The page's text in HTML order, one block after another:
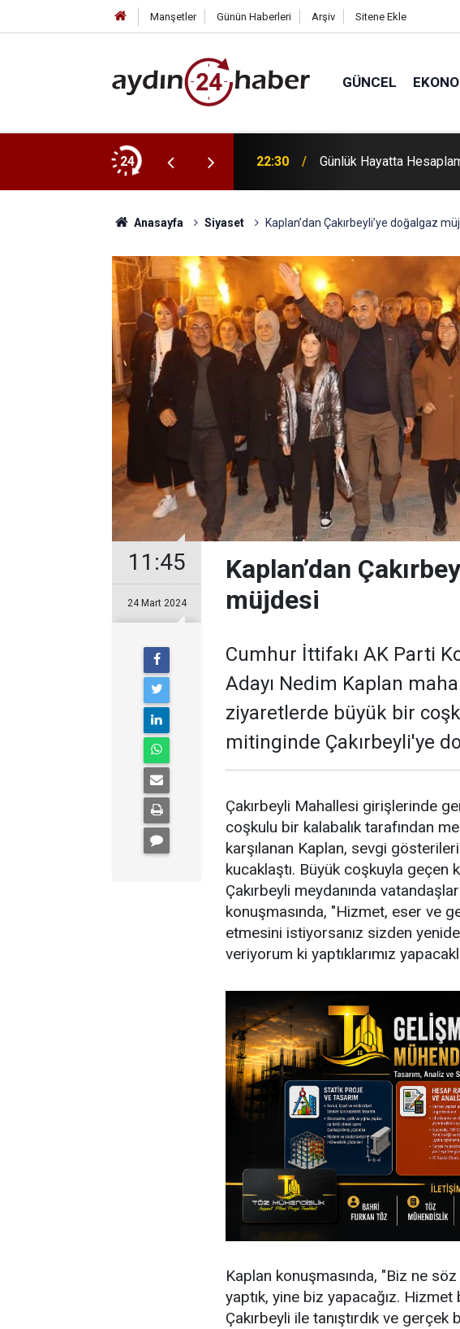
Manşetler Günün Haberleri Arşiv Sitene Ekle
GÜNCEL
24
katkı sağlıyor 22:30 Günlük Hayatta
Anasayfa Siyaset Kaplan’dan Çakırbeyli’ye doğalgaz
11:45
24 Mart 2024
Kaplan’dan
müjdesi
Cumhur İttifakı AK Parti
Adayı Nedim Kaplan
ziyaretlerde büyük bir
mitinginde Çakırbeyli'ye
Çakırbeyli Mahallesi girişlerinde
coşkulu bir kalabalık tarafından
karşılanan Kaplan, sevgi
kucaklaştı. Büyük coşkuyla geçen
Çakırbeyli meydanında
konuşmasında, "Hizmet, eser ve
etmesini istiyorsanız sizden
veriyorum ki yaptıklarımız
Kaplan konuşmasında, "Biz ne
yaptık, yine biz yapacağız.
Çakırbeyli ile tanıştırdık ve